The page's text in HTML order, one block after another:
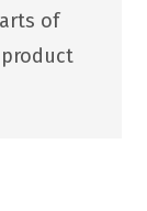
of